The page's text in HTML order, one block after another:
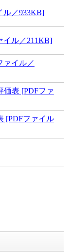
ル／933KB]
ル／211KB]
イル／
表 [PDFファ
[PDFファイル